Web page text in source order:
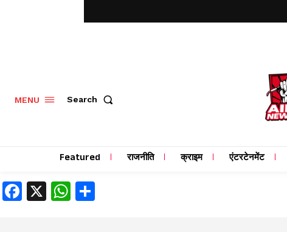
MENU Search
Featured राजनीति क्राइम एंटरटेनमेंट
Facebook
X WhatsApp